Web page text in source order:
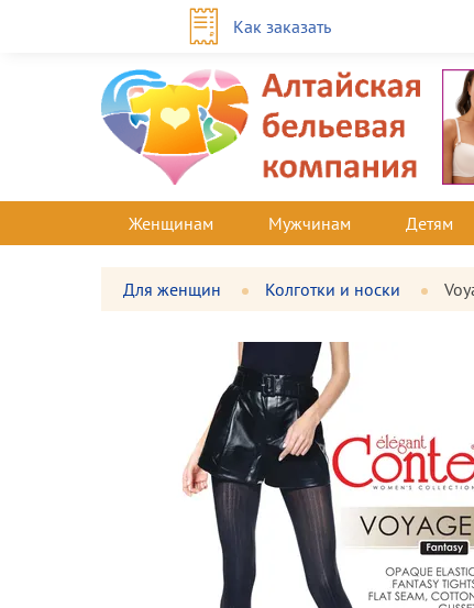
Как заказать
Женщинам Мужчинам Детям
Для женщин Колготки и носки
Фотографии
товара